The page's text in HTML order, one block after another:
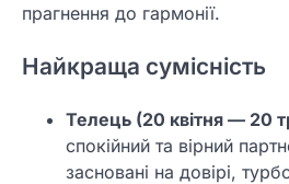
прагнення до гармонії.
Найкраща сумісність
Телець (20 квітня — 20
спокійний та вірний
засновані на довірі,